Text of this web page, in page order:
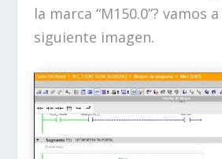
la marca “M150.0”? vamos
siguiente imagen.